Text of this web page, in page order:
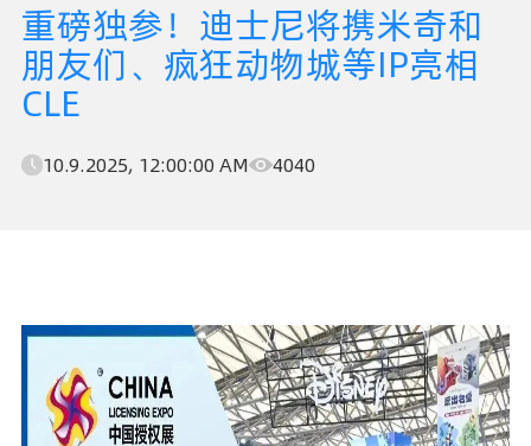
重磅独参！迪士尼将携米奇和
朋友们、疯狂动物城等IP亮相
CLE
10.9.2025, 12:00:00 AM 4040